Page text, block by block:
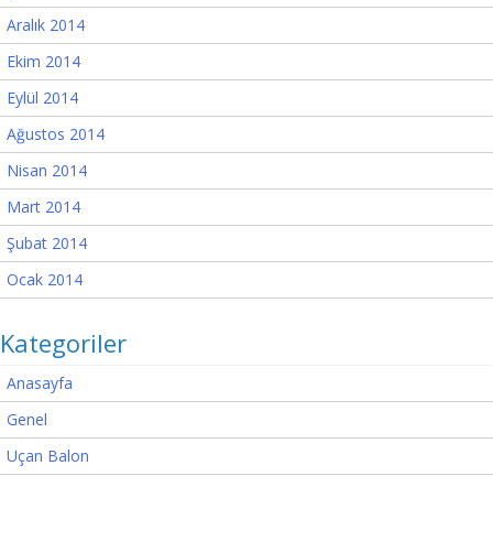
Aralık 2014
Ekim 2014
Eylül 2014
Ağustos 2014
Nisan 2014
Mart 2014
Şubat 2014
Ocak 2014
Kategoriler
Anasayfa
Genel
Uçan Balon